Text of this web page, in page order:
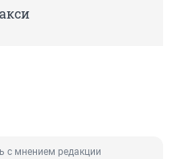
с мнением редакции